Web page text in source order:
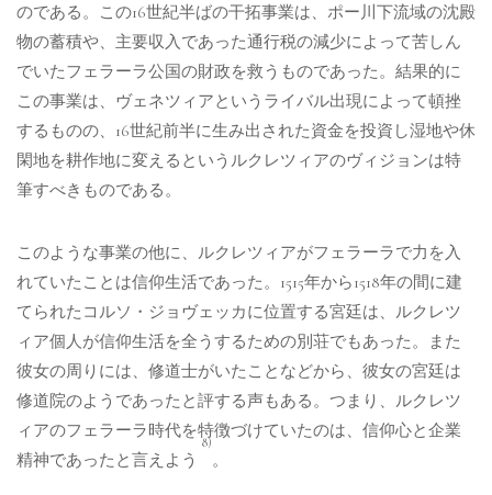
のである。この16世紀半ばの干拓事業は、ポー川下流域の沈殿
物の蓄積や、主要収入であった通行税の減少によって苦しん
でいたフェラーラ公国の財政を救うものであった。結果的に
この事業は、ヴェネツィアというライバル出現によって頓挫
するものの、16世紀前半に生み出された資金を投資し湿地や休
閑地を耕作地に変えるというルクレツィアのヴィジョンは特
筆すべきものである。
このような事業の他に、ルクレツィアがフェラーラで力を入
れていたことは信仰生活であった。1515年から1518年の間に建
てられたコルソ・ジョヴェッカに位置する宮廷は、ルクレツ
ィア個人が信仰生活を全うするための別荘でもあった。また
彼女の周りには、修道士がいたことなどから、彼女の宮廷は
修道院のようであったと評する声もある。つまり、ルクレツ
ィアのフェラーラ時代を特徴づけていたのは、信仰心と企業
精神であったと言えよう
8)
。